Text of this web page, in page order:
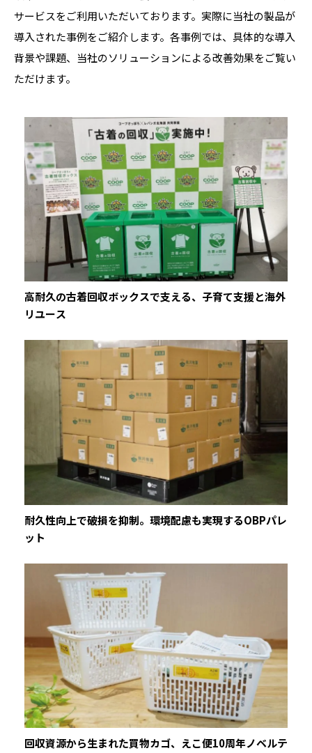
サービスをご利用いただいております。実際に当社の製品が
導入された事例をご紹介します。各事例では、具体的な導入
背景や課題、当社のソリューションによる改善効果をご覧い
ただけます。
高耐久の古着回収ボックスで支える、子育て支援と海外
リユース
耐久性向上で破損を抑制。環境配慮も実現するOBPパレ
ット
回収資源から生まれた買物カゴ、えこ便10周年ノベルテ